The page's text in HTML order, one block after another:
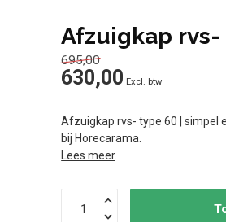
Afzuigkap
695,00
630,00 Excl. btw
Afzuigkap rvs- type 60 | simpel
bij Horecarama.
Lees meer.